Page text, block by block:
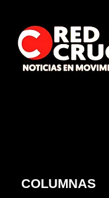
COLUMNAS